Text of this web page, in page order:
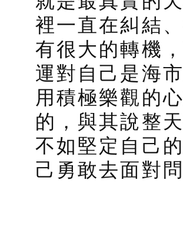
裡一直在糾結
有很大的轉機
運對自己是海
用積極樂觀的
的，與其說整
不如堅定自己
己勇敢去面對